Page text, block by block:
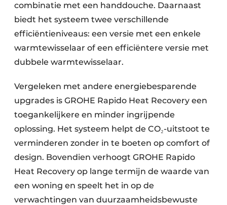
combinatie met een handdouche. Daarnaast
biedt het systeem twee verschillende
efficiëntieniveaus: een versie met een enkele
warmtewisselaar of een efficiëntere versie met
dubbele warmtewisselaar.
Vergeleken met andere energiebesparende
upgrades is GROHE Rapido Heat Recovery een
toegankelijkere en minder ingrijpende
oplossing. Het systeem helpt de CO₂-uitstoot te
verminderen zonder in te boeten op comfort of
design. Bovendien verhoogt GROHE Rapido
Heat Recovery op lange termijn de waarde van
een woning en speelt het in op de
verwachtingen van duurzaamheidsbewuste